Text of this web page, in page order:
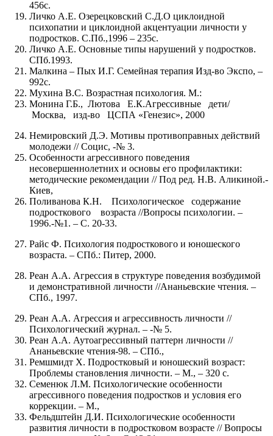
456с.
Личко А.Е. Озерецковский С.Д.О циклоидной
психопатии и циклоидной акцентуации личности у
подростков. С.Пб.,1996 – 235с.
Личко А.Е. Основные типы нарушений у подростков.
СПб.1993.
Малкина – Пых И.Г. Семейная терапия Изд-во Экспо, –
992с.
Мухина В.С. Возрастная психология. М.:
Монина Г.Б., Лютова Е.К.Агрессивные дети/
Москва, изд-во ЦСПА «Генезис», 2000
Немировский Д.Э. Мотивы противоправных действий
молодежи // Социс, -№ 3.
Особенности агрессивного поведения
несовершеннолетних и основы его профилактики:
методические рекомендации // Под ред. Н.В. Аликиной.-
Киев,
Поливанова К.Н. Психологическое содержание
подросткового возраста //Вопросы психологии. –
1996.-№1. – С. 20-33.
Райс Ф. Психология подросткового и юношеского
возраста. – СПб.: Питер, 2000.
Реан А.А. Агрессия в структуре поведения возбудимой
и демонстративной личности //Ананьевские чтения. –
СПб., 1997.
Реан А.А. Агрессия и агрессивность личности //
Психологический журнал. – -№ 5.
Реан А.А. Аутоагрессивный паттерн личности //
Ананьевские чтения-98. – СПб.,
Ремшмидт Х. Подростковый и юношеский возраст:
Проблемы становления личности. – М., – 320 с.
Семенюк Л.М. Психологические особенности
агрессивного поведения подростков и условия его
коррекции. – М.,
Фельдштейн Д.И. Психологические особенности
развития личности в подростковом возрасте // Вопросы